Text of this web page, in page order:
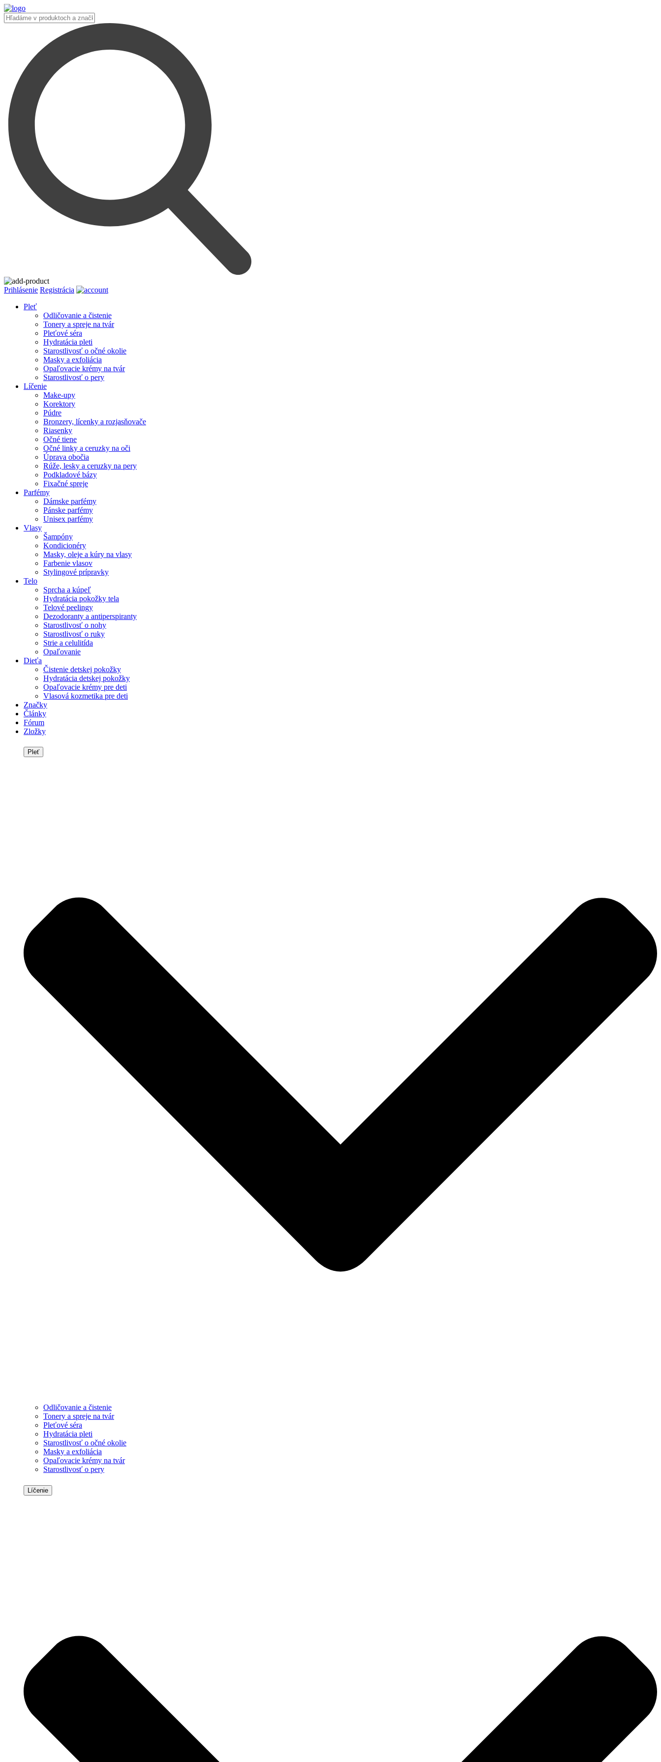
Prihlásenie Registrácia
Pleť
Odličovanie a čistenie
Tonery a spreje na tvár
Pleťové séra
Hydratácia pleti
Starostlivosť o očné okolie
Masky a exfoliácia
Opaľovacie krémy na tvár
Starostlivosť o pery
Líčenie
Make-upy
Korektory
Púdre
Bronzery, lícenky a rozjasňovače
Riasenky
Očné tiene
Očné linky a ceruzky na oči
Úprava obočia
Rúže, lesky a ceruzky na pery
Podkladové bázy
Fixačné spreje
Parfémy
Dámske parfémy
Pánske parfémy
Unisex parfémy
Vlasy
Šampóny
Kondicionéry
Masky, oleje a kúry na vlasy
Farbenie vlasov
Stylingové prípravky
Telo
Sprcha a kúpeľ
Hydratácia pokožky tela
Telové peelingy
Dezodoranty a antiperspiranty
Starostlivosť o nohy
Starostlivosť o ruky
Strie a celulitída
Opaľovanie
Dieťa
Čistenie detskej pokožky
Hydratácia detskej pokožky
Opaľovacie krémy pre deti
Vlasová kozmetika pre deti
Značky
Články
Fórum
Zložky
Pleť
Odličovanie a čistenie
Tonery a spreje na tvár
Pleťové séra
Hydratácia pleti
Starostlivosť o očné okolie
Masky a exfoliácia
Opaľovacie krémy na tvár
Starostlivosť o pery
Líčenie